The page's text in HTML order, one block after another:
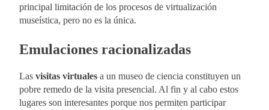
principal limitación de los procesos de virtualización
museística, pero no es la única.
Emulaciones racionalizadas
Las visitas virtuales a un museo de ciencia constituyen un
pobre remedo de la visita presencial. Al fin y al cabo estos
lugares son interesantes porque nos permiten participar